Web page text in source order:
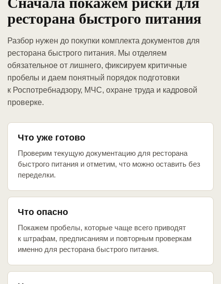
ресторана быстрого питания
Разбор нужен до покупки комплекта документов для
ресторана быстрого питания. Мы отделяем
обязательное от лишнего, фиксируем критичные
пробелы и даем понятный порядок подготовки
к Роспотребнадзору, МЧС, охране труда и кадровой
проверке.
Что уже готово
Проверим текущую документацию для ресторана
быстрого питания и отметим, что можно оставить без
переделки.
Что опасно
Покажем пробелы, которые чаще всего приводят
к штрафам, предписаниям и повторным проверкам
именно для ресторана быстрого питания.